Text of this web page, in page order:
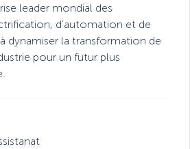
leader mondial des
d’automation et de
dynamiser la transformation de
pour un futur plus